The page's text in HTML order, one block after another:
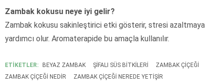
Zambak kokusu neye iyi gelir?
Zambak kokusu sakinleştirici etki gösterir, stresi azaltmaya
yardımcı olur. Aromaterapide bu amaçla kullanılır.
ETİKETLER: BEYAZ ZAMBAK ŞIFALI SÜS BITKILERI
ZAMBAK ÇIÇEĞI
ZAMBAK ÇIÇEĞI NEDIR
ZAMBAK ÇIÇEĞI NEREDE YETIŞIR